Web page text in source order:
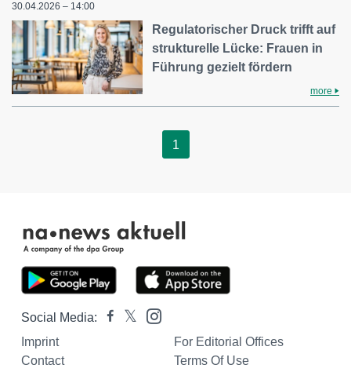
30.04.2026 – 14:00
Regulatorischer Druck trifft auf
strukturelle Lücke: Frauen in
Führung gezielt fördern
more
1
Social Media:
Imprint
For Editorial Offices
Contact
Terms Of Use